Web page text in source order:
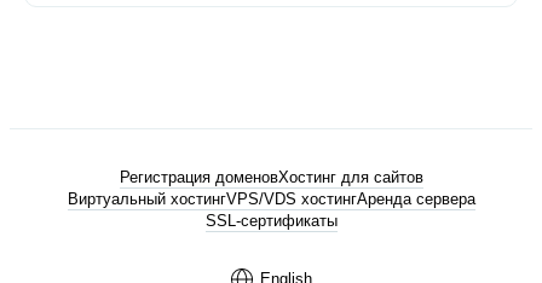
English
Регистрация доменовХостинг для сайтов
Виртуальный хостингVPS/VDS хостингАренда сервера
SSL-сертификаты